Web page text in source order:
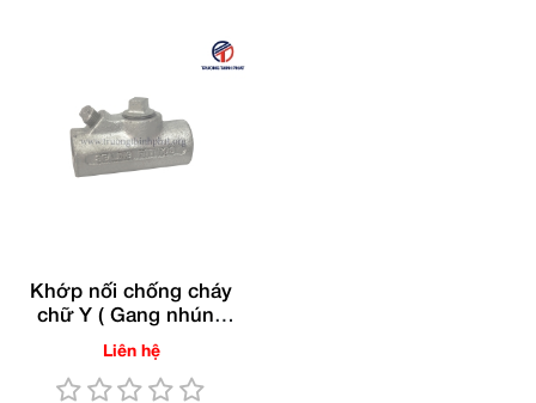
Khớp nối chống cháy
chữ Y ( Gang nhúng
nóng )
Liên hệ